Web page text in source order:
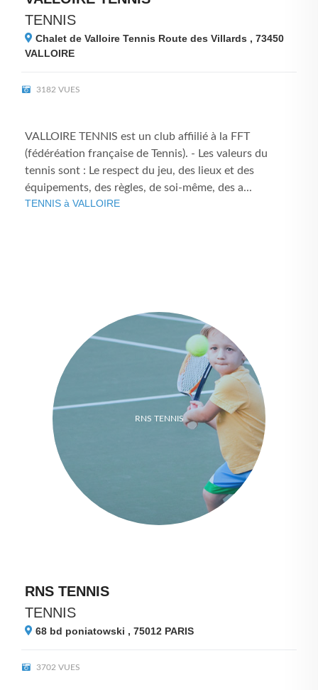
TENNIS
Chalet de Valloire Tennis Route des Villards , 73450
VALLOIRE
3182 VUES
VALLOIRE TENNIS est un club affiilié à la FFT
(fédéréation française de Tennis). - Les valeurs du
tennis sont : Le respect du jeu, des lieux et des
équipements, des règles, de soi-même, des a...
TENNIS à VALLOIRE
RNS TENNIS
RNS TENNIS
TENNIS
68 bd poniatowski , 75012 PARIS
3702 VUES